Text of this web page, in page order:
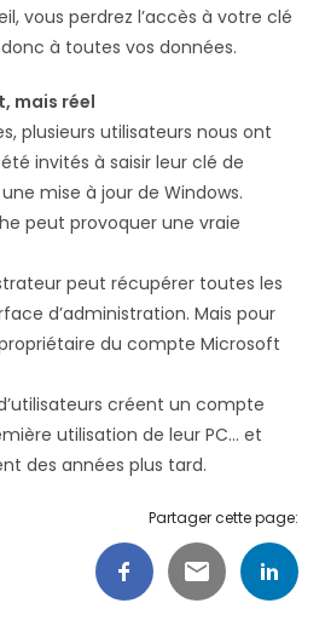
vous perdrez l’accès à votre clé
à toutes vos données.
mais réel
plusieurs utilisateurs nous ont
invités à saisir leur clé de
mise à jour de Windows.
peut provoquer une vraie
peut récupérer toutes les
d’administration. Mais pour
du compte Microsoft
créent un compte
utilisation de leur PC… et
des années plus tard.
Partager cette page: